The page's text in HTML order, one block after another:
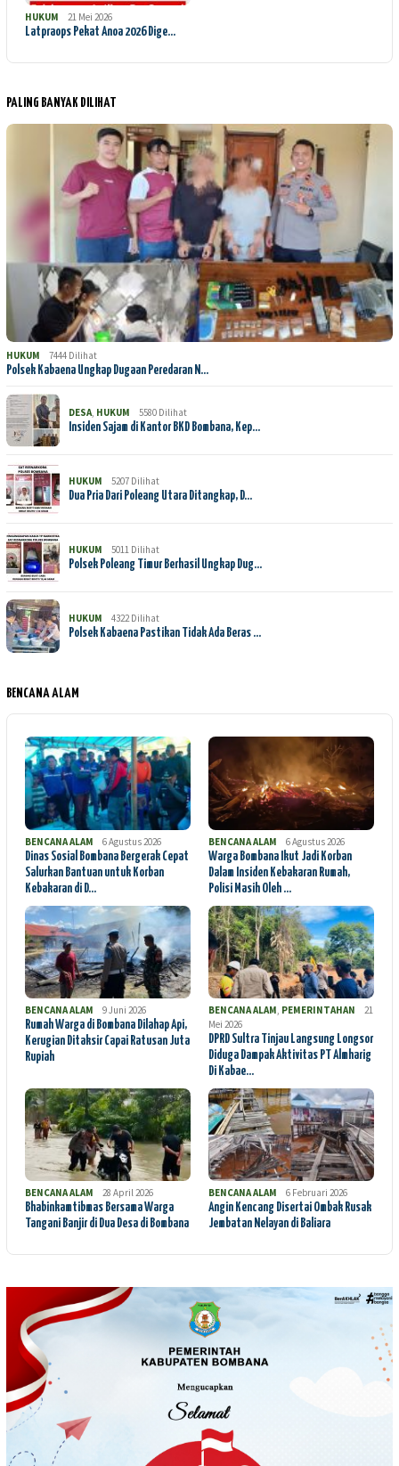
HUKUM
21 Mei 2026
Latpraops Pekat Anoa 2026 Dige…
PALING BANYAK DILIHAT
HUKUM
7444 Dilihat
Polsek Kabaena Ungkap Dugaan Peredaran N…
DESA, HUKUM
5580 Dilihat
Insiden Sajam di Kantor BKD Bombana, Kep…
HUKUM
5207 Dilihat
Dua Pria Dari Poleang Utara Ditangkap, D…
HUKUM
5011 Dilihat
Polsek Poleang Timur Berhasil Ungkap Dug…
HUKUM
4322 Dilihat
Polsek Kabaena Pastikan Tidak Ada Beras …
BENCANA ALAM
BENCANA ALAM
6 Agustus 2026
Dinas Sosial Bombana Bergerak Cepat
Salurkan Bantuan untuk Korban
Kebakaran di D…
BENCANA ALAM
6 Agustus 2026
Warga Bombana Ikut Jadi Korban
Dalam Insiden Kebakaran Rumah,
Polisi Masih Oleh …
BENCANA ALAM
9 Juni 2026
Rumah Warga di Bombana Dilahap Api,
Kerugian Ditaksir Capai Ratusan Juta
Rupiah
BENCANA ALAM PEMERINTAHAN
21
Mei 2026
DPRD Sultra Tinjau Langsung Longsor
Diduga Dampak Aktivitas PT Almharig
Di Kabae…
BENCANA ALAM
28 April 2026
Bhabinkamtibmas Bersama Warga
Tangani Banjir di Dua Desa di Bombana
BENCANA ALAM
6 Februari 2026
Angin Kencang Disertai Ombak Rusak
Jembatan Nelayan di Baliara